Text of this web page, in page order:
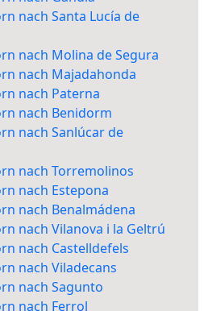
nach Santa Lucía de
nach Molina de Segura
nach Majadahonda
nach Paterna
nach Benidorm
nach Sanlúcar de
nach Torremolinos
nach Estepona
nach Benalmádena
nach Vilanova i la Geltrú
nach Castelldefels
nach Viladecans
nach Sagunto
nach Ferrol